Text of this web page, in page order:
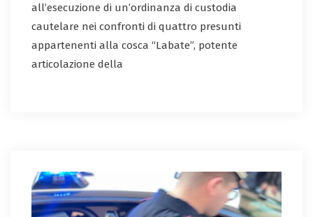
all’esecuzione di un’ordinanza di custodia
cautelare nei confronti di quattro presunti
appartenenti alla cosca “Labate”, potente
articolazione della